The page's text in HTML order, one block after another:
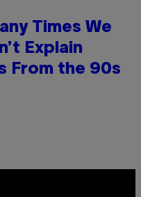
Times We
Explain
From the 90s